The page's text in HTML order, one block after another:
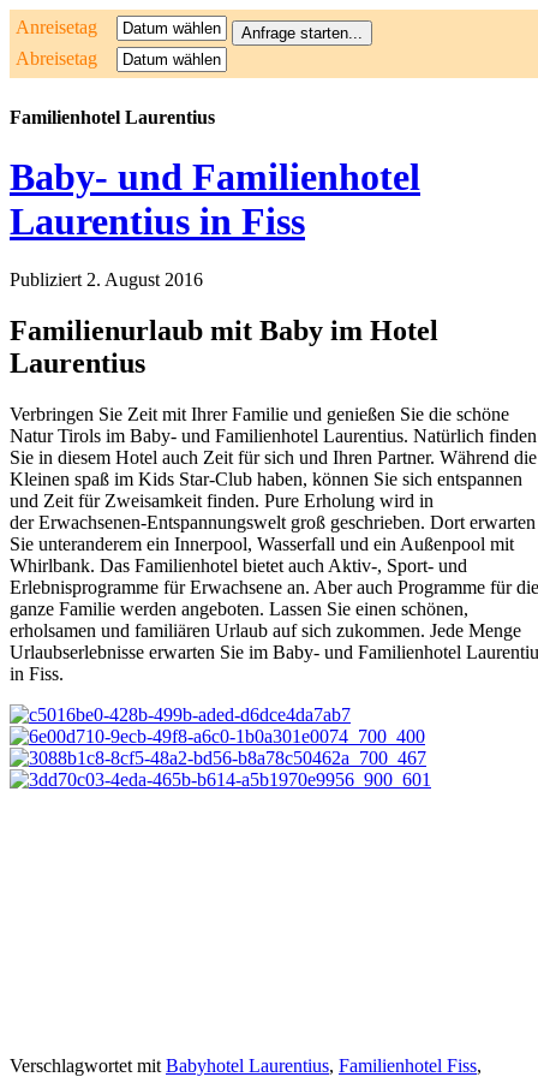
Anreisetag
Abreisetag
Familienhotel Laurentius
Baby- und Familienhotel
Laurentius in Fiss
Publiziert 2. August 2016
Familienurlaub mit Baby im Hotel
Laurentius
Verbringen Sie Zeit mit Ihrer Familie und genießen Sie die schöne
Natur Tirols im Baby- und Familienhotel Laurentius. Natürlich finden
Sie in diesem Hotel auch Zeit für sich und Ihren Partner. Während die
Kleinen spaß im Kids Star-Club haben, können Sie sich entspannen
und Zeit für Zweisamkeit finden. Pure Erholung wird in
der Erwachsenen-Entspannungswelt groß geschrieben. Dort erwarten
Sie unteranderem ein Innerpool, Wasserfall und ein Außenpool mit
Whirlbank. Das Familienhotel bietet auch Aktiv-, Sport- und
Erlebnisprogramme für Erwachsene an. Aber auch Programme für die
ganze Familie werden angeboten. Lassen Sie einen schönen,
erholsamen und familiären Urlaub auf sich zukommen. Jede Menge
Urlaubserlebnisse erwarten Sie im Baby- und Familienhotel
in Fiss.
Verschlagwortet mit Babyhotel Laurentius, Familienhotel Fiss,